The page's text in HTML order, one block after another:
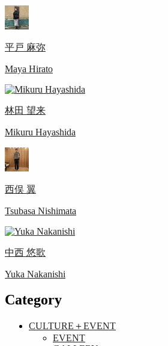
平戸 麻弥
Maya Hirato
林田 望来
Mikuru Hayashida
西俣 翼
Tsubasa Nishimata
中西 悠歌
Yuka Nakanishi
Category
CULTURE＋EVENT
EVENT